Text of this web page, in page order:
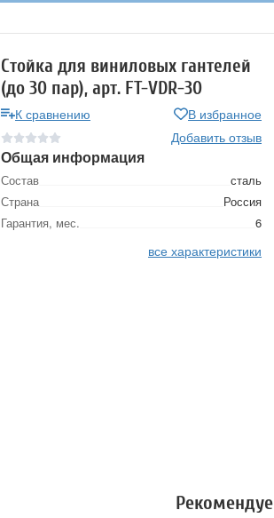
Стойка для виниловых гантелей
(до 30 пар), арт. FT-VDR-30
К сравнению
В избранное
Добавить отзыв
Общая информация
Состав
сталь
Страна
Россия
Гарантия, мес.
6
все характеристики